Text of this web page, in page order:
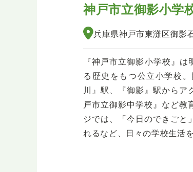
神戸市立御影小学
兵庫県神戸市東灘区御影
『神戸市立御影小学校』
る歴史をもつ公立小学校
川』駅、『御影』駅からア
戸市立御影中学校』など教
ジでは、「今日のできごと
れるなど、日々の学校生活